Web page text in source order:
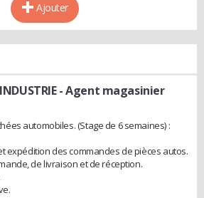
Ajouter
- Agent magasinier
automobiles. (Stage de 6 semaines) :
expédition des commandes de pièces autos.
de livraison et de réception.